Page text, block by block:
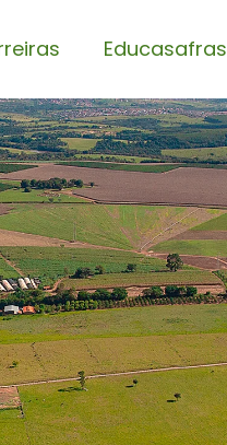
Educasafras